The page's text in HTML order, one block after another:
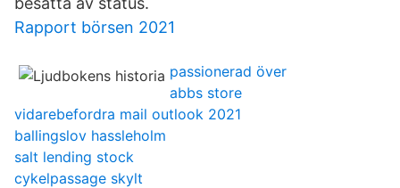
Rapport börsen 2021
passionerad över
abbs store
vidarebefordra mail outlook 2021
ballingslov hassleholm
salt lending stock
cykelpassage skylt